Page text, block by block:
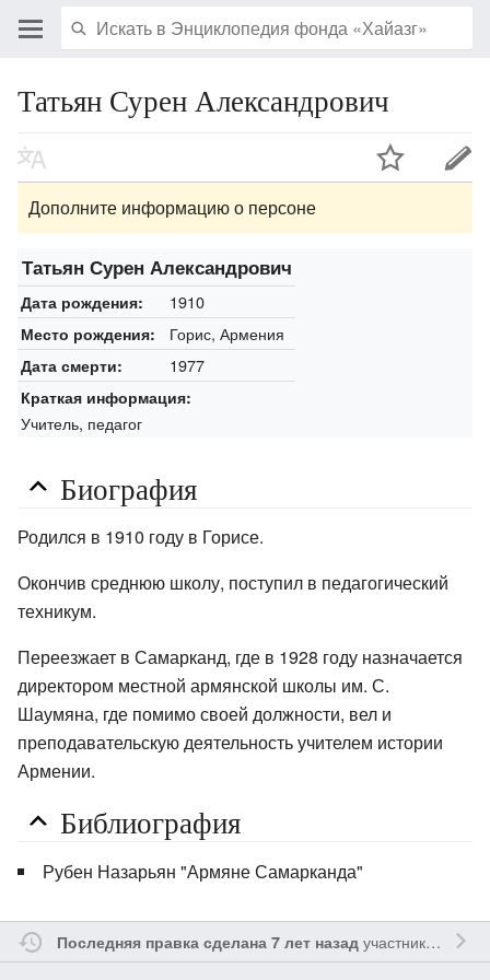
Татьян Сурен Александрович
Дополните информацию о персоне
Татьян Сурен Александрович
Дата рождения: 1910
Место рождения: Горис, Армения
Дата смерти: 1977
Краткая информация:
Учитель, педагог
Биография
Родился в 1910 году в Горисе.
Окончив среднюю школу, поступил в педагогический
техникум.
Переезжает в Самарканд, где в 1928 году назначается
директором местной армянской школы им. С.
Шаумяна, где помимо своей должности, вел и
преподавательскую деятельность учителем истории
Армении.
Библиография
Рубен Назарьян "Армяне Самарканда"
Последняя правка сделана 7 лет назадучастником